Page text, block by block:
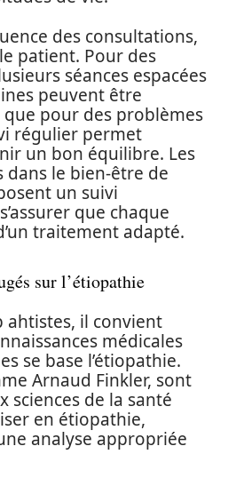
des consultations,
patient. Pour des
séances espacées
peuvent être
que pour des problèmes
régulier permet
un bon équilibre. Les
dans le bien-être de
un suivi
que chaque
traitement adapté.
sur l’étiopathie
ahtistes, il convient
médicales
se base l’étiopathie.
Arnaud Finkler, sont
sciences de la santé
en étiopathie,
analyse appropriée